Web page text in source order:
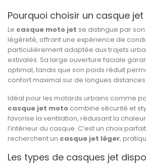
Pourquoi choisir un casque
Le casque moto jet se distingue par
légèreté, offrant une expérience de
particulièrement adaptée aux trajets
estivales. Sa large ouverture faciale
optimal, tandis que son poids réduit
confort maximal sur de longues distances.
Idéal pour les motards urbains comme
casque jet moto combine sécurité et
favorise la ventilation, réduisant la
l’intérieur du casque. C’est un choix
recherchent un casque jet léger,
Les types de casques jet